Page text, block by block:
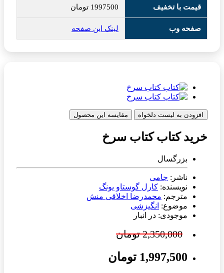
قیمت با تخفیف 1997500 تومان
صفحه وب لینک این صفحه
افزودن به لیست دلخواه مقایسه این محصول
خرید کتاب کتاب سرخ
بزرگسال
ناشر: جامی
نویسنده: کارل گوستاو یونگ
مترجم: محمدرضا اخلاقی منش
موضوع: انگیزشی
موجودی: در انبار
2,350,000 تومان
1,997,500 تومان